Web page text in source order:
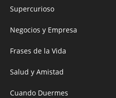
Supercurioso
Negocios y Empresa
Frases de la Vida
Salud y Amistad
Cuando Duermes